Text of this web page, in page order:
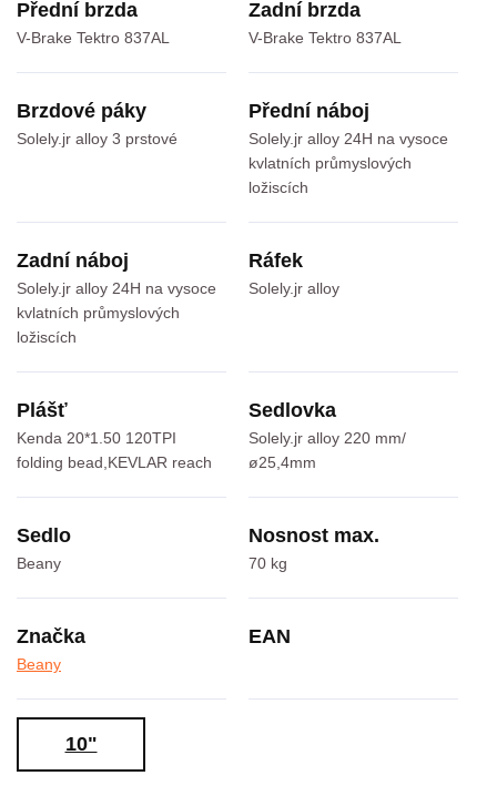
Přední brzda
V-Brake Tektro 837AL
Zadní brzda
V-Brake Tektro 837AL
Brzdové páky
Solely.jr alloy 3 prstové
Přední náboj
Solely.jr alloy 24H na vysoce
kvlatních průmyslových
ložiscích
Zadní náboj
Solely.jr alloy 24H na vysoce
kvlatních průmyslových
ložiscích
Ráfek
Solely.jr alloy
Plášť
Kenda 20*1.50 120TPI
folding bead,KEVLAR reach
Sedlovka
Solely.jr alloy 220 mm/
ø25,4mm
Sedlo
Beany
Nosnost max.
70 kg
Značka
Beany
EAN
10"